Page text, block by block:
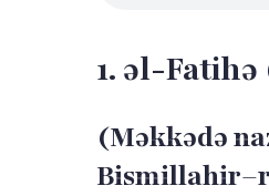
1. əl-
(Məkkədə